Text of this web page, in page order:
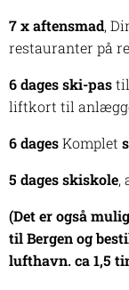
7 x aftensmad,
restauranter på
6 dages ski-pas
liftkort til
6 dagesKomplet
5 dages skiskole,
(Det er også
til Bergen og
lufthavn. ca 1,5